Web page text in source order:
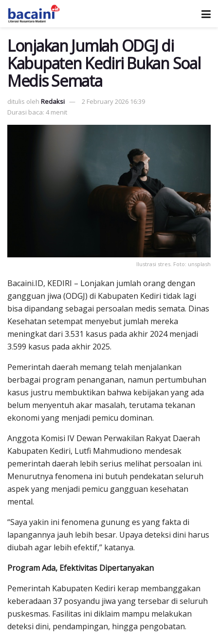
Lonjakan Jumlah ODGJ di
Kabupaten Kediri Bukan Soal
Medis Semata
ditulis oleh Redaksi
2 February 2026 16:39
Durasi baca: 4 menit
Ilustrasi stres. Foto: unsplash
Bacaini.ID, KEDIRI – Lonjakan jumlah orang dengan
gangguan jiwa (ODGJ) di Kabupaten Kediri tidak lagi
bisa dipandang sebagai persoalan medis semata. Dinas
Kesehatan setempat menyebut jumlah mereka
meningkat dari 3.531 kasus pada akhir 2024 menjadi
3.599 kasus pada akhir 2025.
Pemerintah daerah memang telah menjalankan
berbagai program penanganan, namun pertumbuhan
kasus justru membuktikan bahwa kebijakan yang ada
belum menyentuh akar masalah, terutama tekanan
ekonomi yang menjadi pemicu dominan.
Anggota Komisi IV Dewan Perwakilan Rakyat Daerah
Kabupaten Kediri, Lutfi Mahmudiono mendesak
pemerintah daerah lebih serius melihat persoalan ini.
Menurutnya fenomena ini butuh pendekatan seluruh
aspek yang menjadi pemicu gangguan kesehatan
mental.
“Saya yakin ini fenomena gunung es yang fakta di
lapangannya jauh lebih besar. Upaya deteksi dini harus
diubah agar lebih efektif,” katanya.
Program Ada, Efektivitas Dipertanyakan
Pemerintah Kabupaten Kediri kerap membanggakan
keberadaan 37 posyandu jiwa yang tersebar di seluruh
puskesmas. Fasilitas ini diklaim mampu melakukan
deteksi dini, pendampingan, hingga pengobatan.